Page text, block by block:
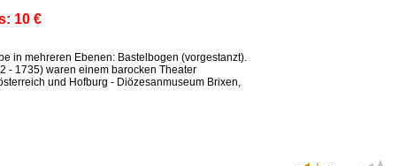
10 €
in mehreren Ebenen: Bastelbogen (vorgestanzt).
- 1735) waren einem barocken Theater
und Hofburg - Diözesanmuseum Brixen,